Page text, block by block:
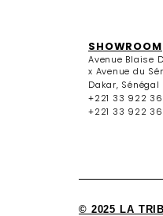
SHOWROOM
Avenue Blaise
x Avenue du
Dakar, Sénégal
+221 33 922
+221 33 922
© 2025 LA